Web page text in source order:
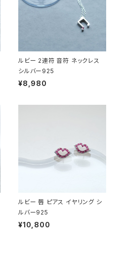
ルビー 2連符 音符 ネックレス
シルバー925
¥8,980
ルビー 唇 ピアス イヤリング シ
ルバー925
¥10,800